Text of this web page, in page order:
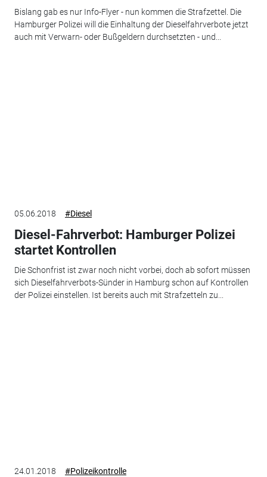
Bislang gab es nur Info-Flyer - nun kommen die Strafzettel. Die
Hamburger Polizei will die Einhaltung der Dieselfahrverbote jetzt
auch mit Verwarn- oder Bußgeldern durchsetzten - und...
05.06.2018 #Diesel
Diesel-Fahrverbot: Hamburger Polizei
startet Kontrollen
Die Schonfrist ist zwar noch nicht vorbei, doch ab sofort müssen
sich Dieselfahrverbots-Sünder in Hamburg schon auf Kontrollen
der Polizei einstellen. Ist bereits auch mit Strafzetteln zu...
24.01.2018 #Polizeikontrolle